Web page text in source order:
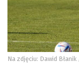
Na zdjęciu: Dawid